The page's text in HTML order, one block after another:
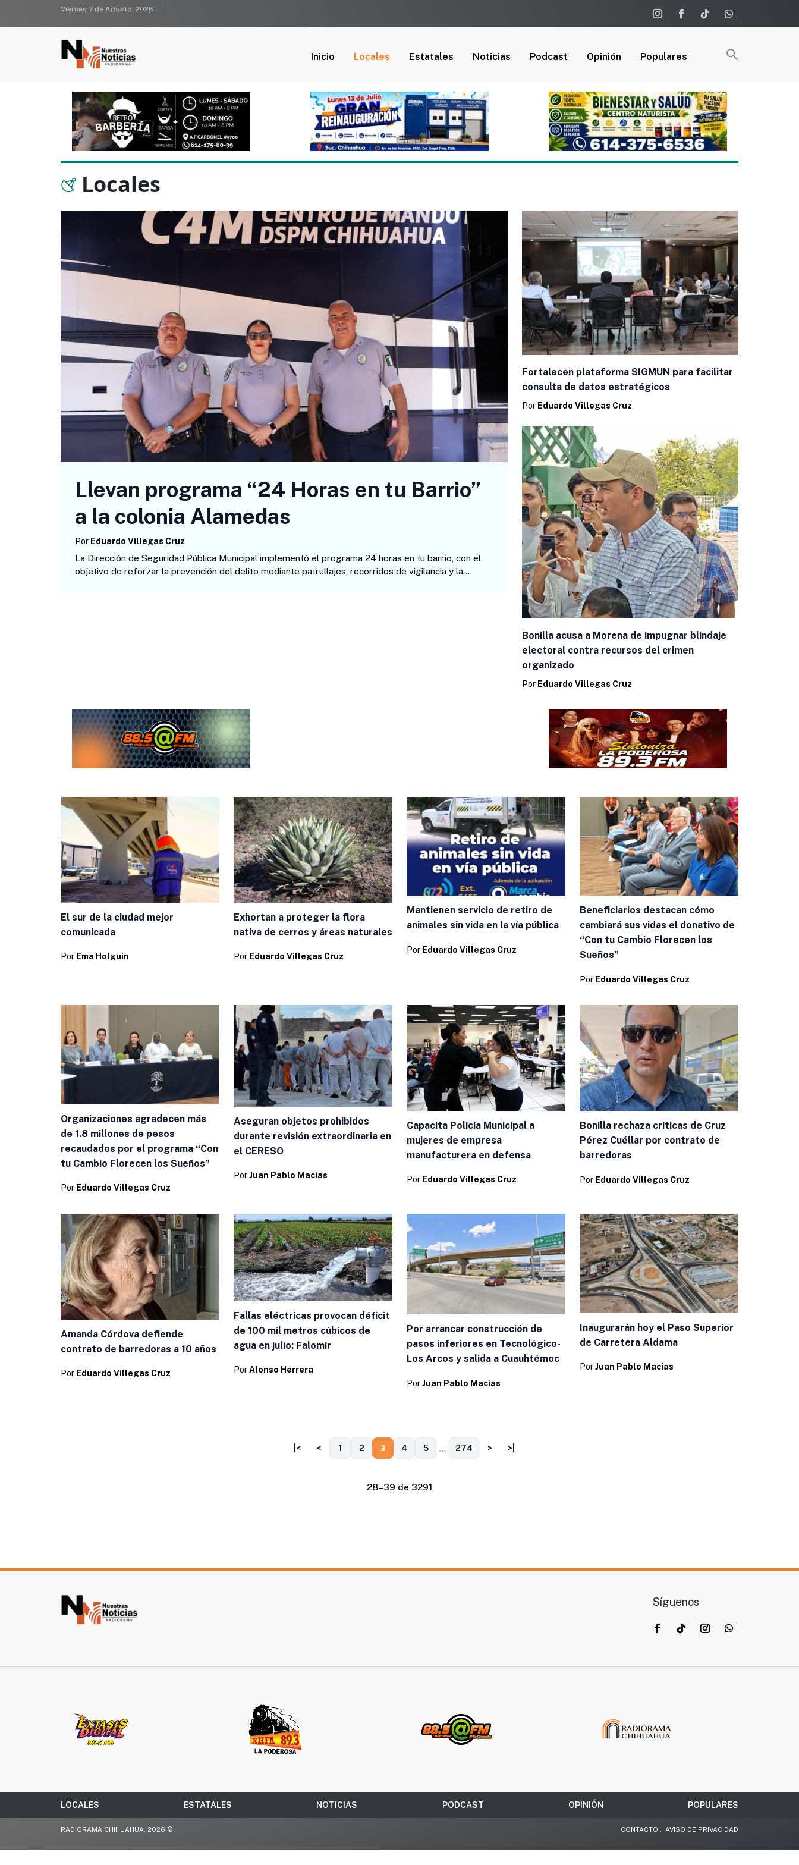
Viernes 7 de Agosto, 2026
Inicio Locales Estatales Noticias Podcast Opinión Populares
Locales
Llevan programa “24 Horas en tu Barrio”
a la colonia Alamedas
Por Eduardo Villegas Cruz
La Dirección de Seguridad Pública Municipal implementó el programa 24 horas en tu barrio, con el
objetivo de reforzar la prevención del delito mediante patrullajes, recorridos de vigilancia y la
Fortalecen plataforma SIGMUN para facilitar
consulta de datos estratégicos
Por Eduardo Villegas Cruz
Bonilla acusa a Morena de impugnar blindaje
electoral contra recursos del crimen
organizado
Por Eduardo Villegas Cruz
El sur de la ciudad mejor
comunicada
Por Ema Holguin
Exhortan a proteger la flora
nativa de cerros y áreas naturales
Por Eduardo Villegas Cruz
Mantienen servicio de retiro de
animales sin vida en la vía pública
Por Eduardo Villegas Cruz
Beneficiarios destacan cómo
cambiará sus vidas el donativo de
“Con tu Cambio Florecen los
Sueños”
Por Eduardo Villegas Cruz
Organizaciones agradecen más
de 1.8 millones de pesos
recaudados por el programa “Con
tu Cambio Florecen los Sueños”
Por Eduardo Villegas Cruz
Aseguran objetos prohibidos
durante revisión extraordinaria en
el CERESO
PorJuan Pablo Macias
Capacita Policía Municipal a
mujeres de empresa
manufacturera en defensa
Por Eduardo Villegas Cruz
Bonilla rechaza críticas de Cruz
Pérez Cuéllar por contrato de
barredoras
Por Eduardo Villegas Cruz
Amanda Córdova defiende
contrato de barredoras a 10 años
Por Eduardo Villegas Cruz
Fallas eléctricas provocan déficit
de 100 mil metros cúbicos de
agua en julio: Falomir
PorAlonso Herrera
Por arrancar construcción de
pasos inferiores en Tecnológico-
Los Arcos y salida a Cuauhtémoc
PorJuan Pablo Macias
Inaugurarán hoy el Paso Superior
de Carretera Aldama
PorJuan Pablo Macias
|< < 1 2 3 4 5 … 274 > >|
28–39 de 3291
Síguenos
LOCALES ESTATALES NOTICIAS PODCAST OPINIÓN POPULARES
RADIORAMA CHIHUAHUA, 2026 © CONTACTO AVISO DE PRIVACIDAD